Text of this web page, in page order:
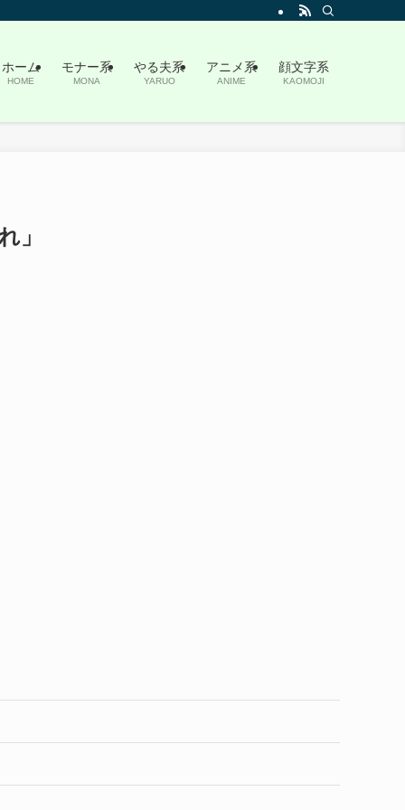
ホーム
HOME
モナー系
MONA
やる夫系
YARUO
アニメ系
ANIME
顔文字系
KAOMOJI
」